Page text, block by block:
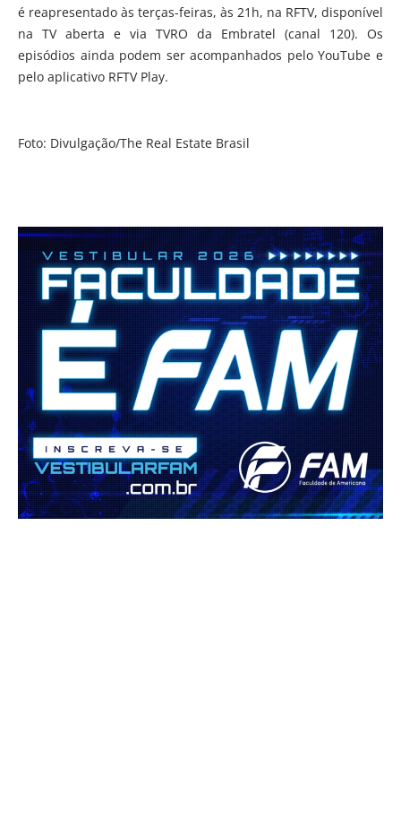
é reapresentado às terças-feiras, às 21h, na RFTV, disponível
na TV aberta e via TVRO da Embratel (canal 120). Os
episódios ainda podem ser acompanhados pelo YouTube e
pelo aplicativo RFTV Play.
Foto: Divulgação/The Real Estate Brasil